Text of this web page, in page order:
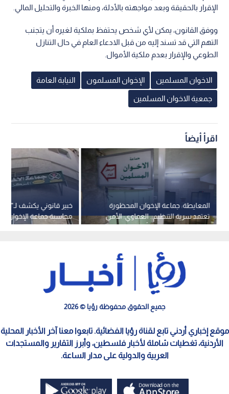
الإقرار بالحقيقة وبعد مواجهته بالأدلة، ومنها الخبرة والتحليل المالي.
ووفق القانون، يمكن لأي شخص يحتفظ بملكية لغيره أن يتجنب
التهم التي قد تسند إليه من قبل الادعاء العام في حال التنازل
الطوعي والإقرار بعدم ملكية الأموال.
الاخوان المسلمين الإخوان المسلمون النيابة العامة
جمعية الاخوان المسلمين
اقرأ أيضاً
خبير قانوني يكشف
محاسبة جماعة الإخوان
قانونيا - فيديو
المعايطة: جماعة الإخوان المحظورة
تعتمد سرية التنظيم.. العماوي: الأمن
الوطني لا يتحمل وقتا أطول لإعطاء
جميع الحقوق محفوظة رؤيا © 2026
موقع إخباري أردني تابع لقناة رؤيا الفضائية. تابعوا معنا آخر الأخبار المحلية
الأردنية، تغطيات شاملة لأخبار فلسطين، وأبرز التقارير والمستجدات
العربية والدولية على مدار الساعة.